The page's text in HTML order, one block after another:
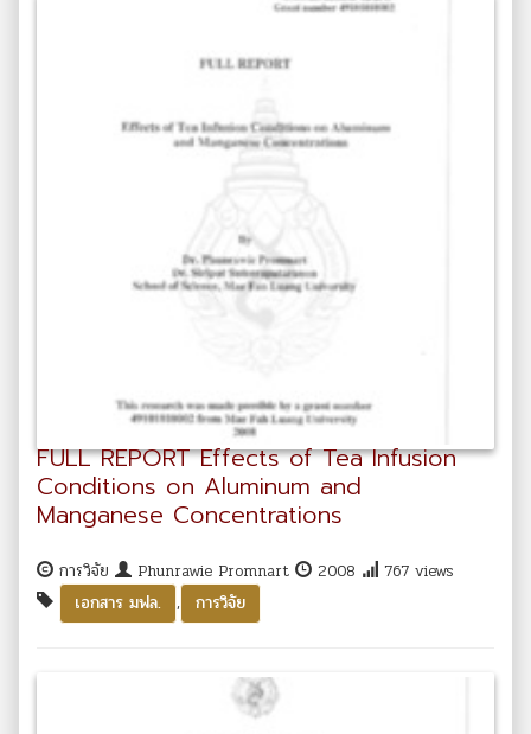
FULL REPORT Effects of Tea Infusion
Conditions on Aluminum and
Manganese Concentrations
การวิจัย Phunrawie Promnart 2008
767 views
เอกสาร มฟล.
, การวิจัย